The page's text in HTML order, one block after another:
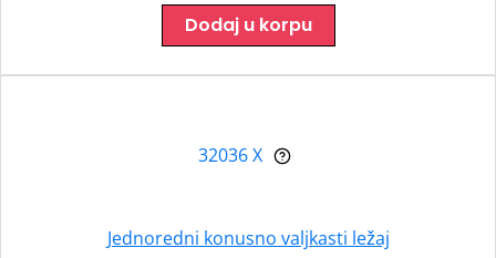
Dodaj u korpu
32036 X
Jednoredni konusno valjkasti ležaj